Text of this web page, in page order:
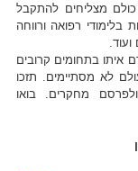
בין 6-7 שנים אך לא כולם מצליחים להתקבל
בלימודי רפואה ורווחה
איתו בתחומים קרובים
לא מסתיימים. תזכו
מחקרים. בואו